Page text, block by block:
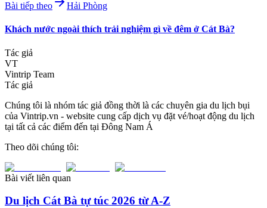
Bài tiếp theo Hải Phòng
Khách nước ngoài thích trải nghiệm gì về đêm ở Cát Bà?
Tác giả
VT
Vintrip Team
Tác giả
Chúng tôi là nhóm tác giả đồng thời là các chuyên gia du lịch bụi
của Vintrip.vn - website cung cấp dịch vụ đặt vé/hoạt động du lịch
tại tất cả các điểm đến tại Đông Nam Á
Theo dõi chúng tôi:
Bài viết liên quan
Du lịch Cát Bà tự túc 2026 từ A-Z